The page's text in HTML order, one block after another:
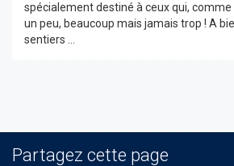
spécialement destiné à ceux qui,
un peu, beaucoup mais jamais trop ! A
sentiers ...
Partagez cette page